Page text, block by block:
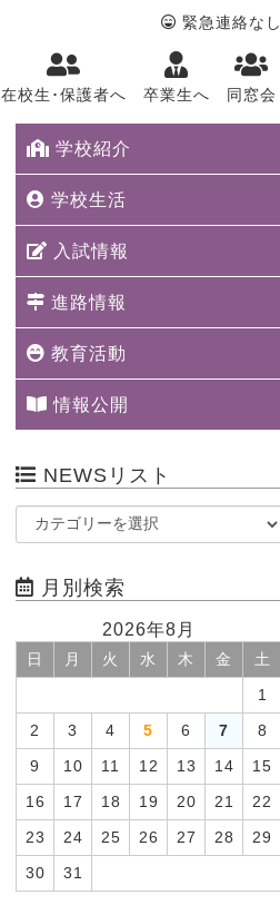
緊急連絡なし
在校生･保護者へ 卒業生へ 同窓会
学校紹介
学校生活
入試情報
進路情報
教育活動
情報公開
NEWSリスト
月別検索
2026年8月
日 月 火 水 木 金 土
1
2 3 4 5 6 7 8
9 10 11 12 13 14 15
16 17 18 19 20 21 22
23 24 25 26 27 28 29
30 31